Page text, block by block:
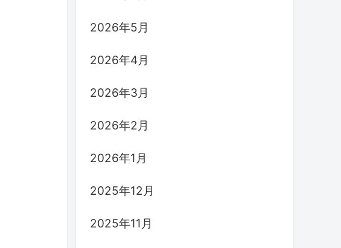
2026年5月
2026年4月
2026年3月
2026年2月
2026年1月
2025年12月
2025年11月